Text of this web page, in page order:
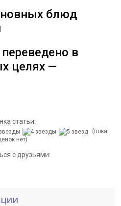
блюд
в
целях —
статьи:
(пока
нет)
с друзьями: